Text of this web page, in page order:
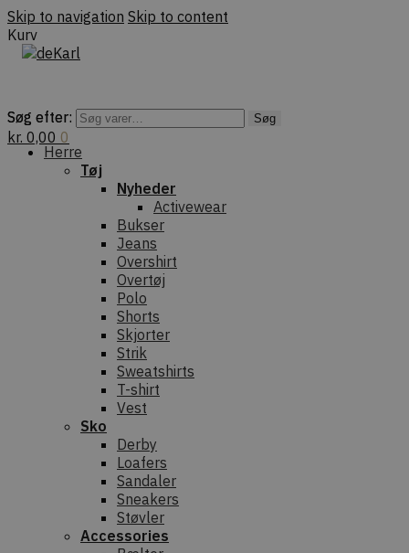
Skip to navigation Skip to content
Kurv
Søg efter: Søg
kr. 0,00 0
Søg efter: Søg
Herre
Tøj
Nyheder
Activewear
Bukser
Jeans
Overshirt
Overtøj
Polo
Shorts
Skjorter
Strik
Sweatshirts
T-shirt
Vest
Sko
Derby
Loafers
Sandaler
Sneakers
Støvler
Accessories